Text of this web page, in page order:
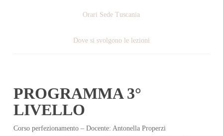
Orari Sede Tuscania
Dove si svolgono le lezioni
PROGRAMMA 3°
LIVELLO
Corso perfezionamento – Docente: Antonella Properzi